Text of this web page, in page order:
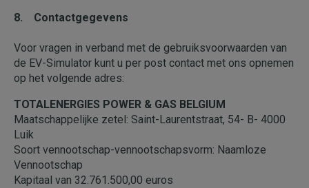
8. Contactgegevens
Voor vragen in verband met de gebruiksvoorwaarden van
de EV-Simulator kunt u per post contact met ons opnemen
op het volgende adres:
TOTALENERGIES POWER & GAS BELGIUM
Maatschappelijke zetel: Saint-Laurentstraat, 54- B- 4000
Luik
Soort vennootschap-vennootschapsvorm: Naamloze
Vennootschap
Kapitaal van 32.761.500,00 euros